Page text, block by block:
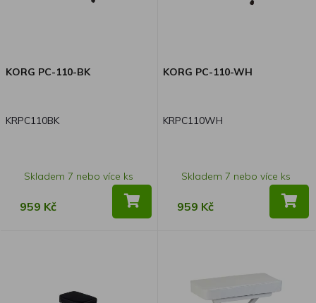
KORG PC-110-BK
KRPC110BK
Skladem 7 nebo více ks
959 Kč
KORG PC-110-WH
KRPC110WH
Skladem 7 nebo více ks
959 Kč